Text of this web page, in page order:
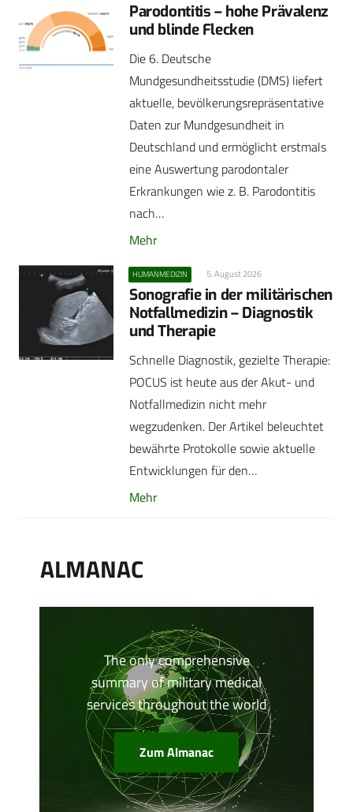
Parodontitis – hohe Prävalenz
und blinde Flecken
Die 6. Deutsche
Mundgesundheitsstudie (DMS) liefert
aktuelle, bevölkerungsrepräsentative
Daten zur Mundgesundheit in
Deutschland und ermöglicht erstmals
eine Auswertung parodontaler
Erkrankungen wie z. B. Parodontitis
nach…
Mehr
HUMANMEDIZIN 5. August 2026
Sonografie in der militärischen
Notfallmedizin – Diagnostik
und Therapie
Schnelle Diagnostik, gezielte Therapie:
POCUS ist heute aus der Akut- und
Notfallmedizin nicht mehr
wegzudenken. Der Artikel beleuchtet
bewährte Protokolle sowie aktuelle
Entwicklungen für den…
Mehr
ALMANAC
The only comprehensive
summary of military medical
services throughout the world
Zum Almanac